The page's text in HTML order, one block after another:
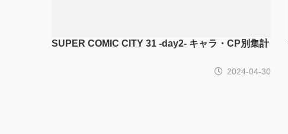
SUPER COMIC CITY 31 -day2- キャラ・CP別集計
2024-04-30